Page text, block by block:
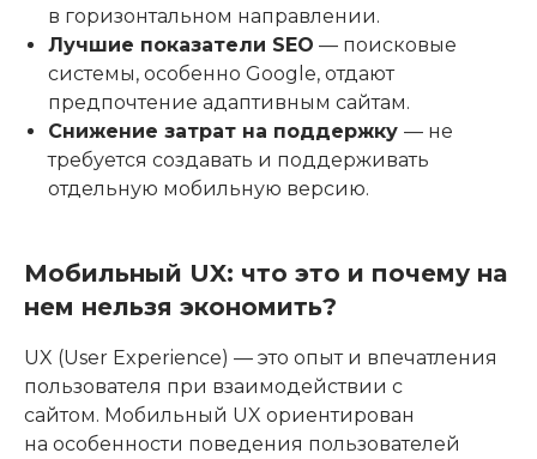
в горизонтальном направлении.
Лучшие показатели SEO — поисковые
системы, особенно Google, отдают
предпочтение адаптивным сайтам.
Снижение затрат на поддержку — не
требуется создавать и поддерживать
отдельную мобильную версию.
Мобильный UX: что это и почему на
нем нельзя экономить?
UX (User Experience) — это опыт и впечатления
пользователя при взаимодействии с
сайтом. Мобильный UX ориентирован
на особенности поведения пользователей